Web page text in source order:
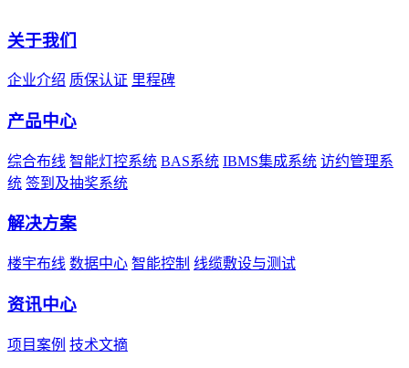
关于我们
企业介绍 质保认证 里程碑
产品中心
综合布线 智能灯控系统 BAS系统 IBMS集成系统 访约管理系
统 签到及抽奖系统
解决方案
楼宇布线 数据中心 智能控制 线缆敷设与测试
资讯中心
项目案例 技术文摘